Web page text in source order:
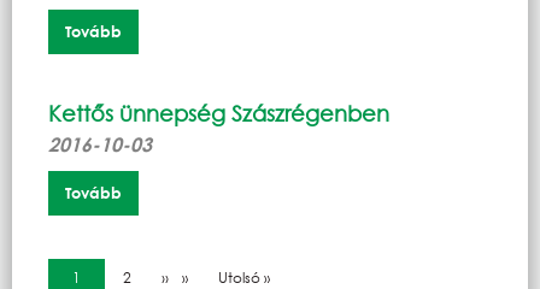
Tovább
Kettős ünnepség Szászrégenben
2016-10-03
Tovább
Oldalszámozás
Jelenlegi oldal
1 Oldal
2 Következő oldal
›› Utolsó oldal
Utolsó »